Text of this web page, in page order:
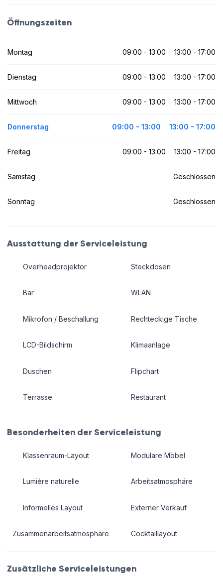
Öffnungszeiten
Montag 09:00 - 13:00 13:00 - 17:00
Dienstag 09:00 - 13:00 13:00 - 17:00
Mittwoch 09:00 - 13:00 13:00 - 17:00
Donnerstag 09:00 - 13:00 13:00 - 17:00
Freitag 09:00 - 13:00 13:00 - 17:00
Samstag Geschlossen
Sonntag Geschlossen
Ausstattung der Serviceleistung
Overheadprojektor
Bar
Mikrofon / Beschallung
LCD-Bildschirm
Duschen
Terrasse
Steckdosen
WLAN
Rechteckige Tische
Klimaanlage
Flipchart
Restaurant
Besonderheiten der Serviceleistung
Klassenraum-Layout
Lumière naturelle
Informelles Layout
Zusammenarbeitsatmosphäre
Modulare Möbel
Arbeitsatmosphäre
Externer Verkauf
Cocktaillayout
Zusätzliche Serviceleistungen